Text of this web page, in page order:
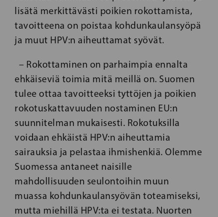
lisätä merkittävästi poikien rokottamista,
tavoitteena on poistaa kohdunkaulansyöpä
ja muut HPV:n aiheuttamat syövät.
– Rokottaminen on parhaimpia ennalta
ehkäiseviä toimia mitä meillä on. Suomen
tulee ottaa tavoitteeksi tyttöjen ja poikien
rokotuskattavuuden nostaminen EU:n
suunnitelman mukaisesti. Rokotuksilla
voidaan ehkäistä HPV:n aiheuttamia
sairauksia ja pelastaa ihmishenkiä. Olemme
Suomessa antaneet naisille
mahdollisuuden seulontoihin muun
muassa kohdunkaulansyövän toteamiseksi,
mutta miehillä HPV:ta ei testata. Nuorten